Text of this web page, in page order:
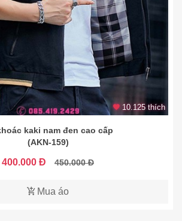
10.125 thích
kaki nam đen cao cấp
(AKN-159)
400.000 Đ 450.000 Đ
Mua áo